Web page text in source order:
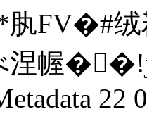
*肒FV�#
幄
22